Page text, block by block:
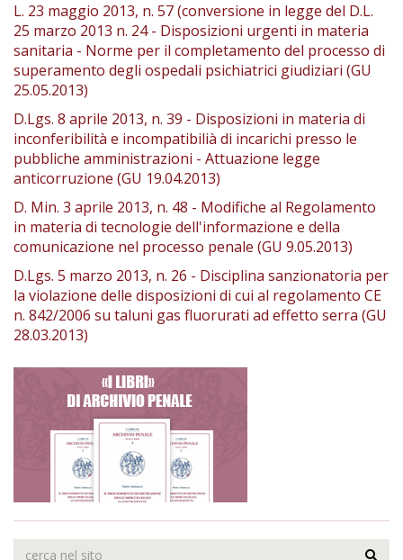
L. 23 maggio 2013, n. 57 (conversione in legge del D.L.
25 marzo 2013 n. 24 - Disposizioni urgenti in materia
sanitaria - Norme per il completamento del processo di
superamento degli ospedali psichiatrici giudiziari (GU
25.05.2013)
D.Lgs. 8 aprile 2013, n. 39 - Disposizioni in materia di
inconferibilità e incompatibilià di incarichi presso le
pubbliche amministrazioni - Attuazione legge
anticorruzione (GU 19.04.2013)
D. Min. 3 aprile 2013, n. 48 - Modifiche al Regolamento
in materia di tecnologie dell'informazione e della
comunicazione nel processo penale (GU 9.05.2013)
D.Lgs. 5 marzo 2013, n. 26 - Disciplina sanzionatoria per
la violazione delle disposizioni di cui al regolamento CE
n. 842/2006 su taluni gas fluorurati ad effetto serra (GU
28.03.2013)